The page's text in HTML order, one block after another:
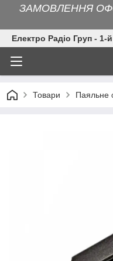
ЗАМОВЛЕННЯ
Електро Радіо Груп - 1-
Товари Паяльне